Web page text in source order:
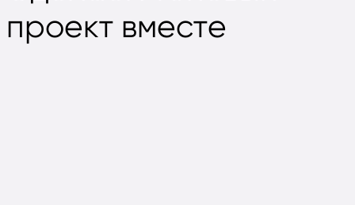
проект вместе